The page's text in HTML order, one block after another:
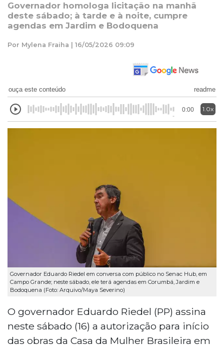
Governador homologa licitação na manhã
deste sábado; à tarde e à noite, cumpre
agendas em Jardim e Bodoquena
Por Mylena Fraiha | 16/05/2026 09:09
ouça este conteúdo readme
0:00 1.0x
Governador Eduardo Riedel em conversa com público no Senac Hub, em
Campo Grande; neste sábado, ele terá agendas em Corumbá, Jardim e
Bodoquena (Foto: Arquivo/Maya Severino)
O governador Eduardo Riedel (PP) assina
neste sábado (16) a autorização para início
das obras da Casa da Mulher Brasileira em